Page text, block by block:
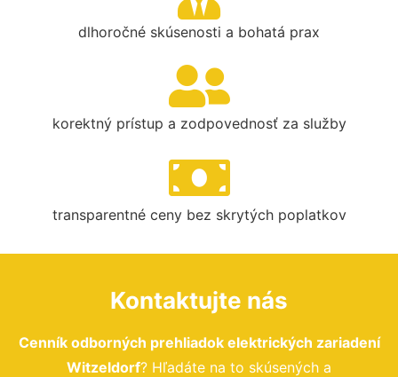
dlhoročné skúsenosti a bohatá prax
korektný prístup a zodpovednosť za služby
transparentné ceny bez skrytých poplatkov
Kontaktujte nás
Cenník odborných prehliadok elektrických zariadení
Witzeldorf? Hľadáte na to skúsených a